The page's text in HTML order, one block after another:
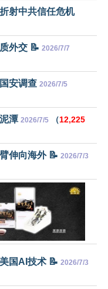
射中共信任危机
外交 📝 2026/7/7
安调查 2026/7/5
潭 2026/7/5 （12,225
伸向海外 📝 2026/7/3
国AI技术 📝 2026/7/3